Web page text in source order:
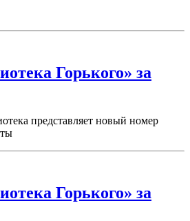
Горького» за
представляет новый номер
Горького» за